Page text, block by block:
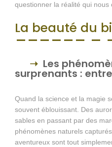
questionner la réalité qui nous
La beauté du
Les
surprenants :
Quand la science et la magie
souvent éblouissant. Des
sables en passant par des
phénomènes naturels
aventureux sont tout